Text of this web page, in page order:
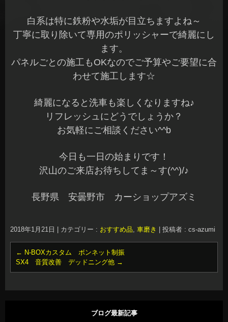
白系は特に鉄粉や水垢が目立ちますよね～
丁寧に取り除いて専用のポリッシャーで綺麗にし
ます。
パネルごとの施工もOKなのでご予算やご要望に合
わせて施工します☆
綺麗になると洗車も楽しくなりますね♪
リフレッシュにどうでしょうか？
お気軽にご相談ください^^b
今日も一日の始まりです！
沢山のご来店お待ちしてま～す(^^)/♪
長野県 安曇野市 カーショップアズミ
2018年1月21日 カテゴリー : おすすめ品, 車磨き 投稿者 : cs-azumi
← N-BOXカスタム ボンネット制振
SX4 音質改善 デッドニング他 →
ブログ最新記事